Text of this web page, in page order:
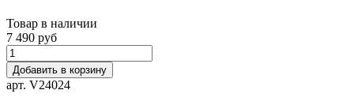
Товар в наличии
7 490 руб
Добавить в корзину
арт. V24024